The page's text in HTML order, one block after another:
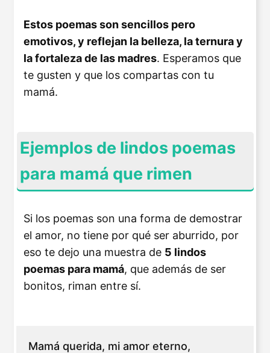
Estos poemas son sencillos pero
emotivos, y reflejan la belleza, la ternura y
la fortaleza de las madres. Esperamos que
te gusten y que los compartas con tu
mamá.
Ejemplos de lindos poemas
para mamá que rimen
Si los poemas son una forma de demostrar
el amor, no tiene por qué ser aburrido, por
eso te dejo una muestra de 5 lindos
poemas para mamá, que además de ser
bonitos, riman entre sí.
Mamá querida, mi amor eterno,